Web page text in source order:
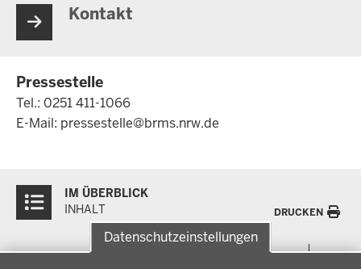
Datenschutzeinstellungen
Kontakt
Pressestelle
Tel.: 0251 411-1066
E-Mail: pressestelle@brms.nrw.de
Inhalte
IM ÜBERBLICK
INHALT
DRUCKEN
Menü
THEMEN